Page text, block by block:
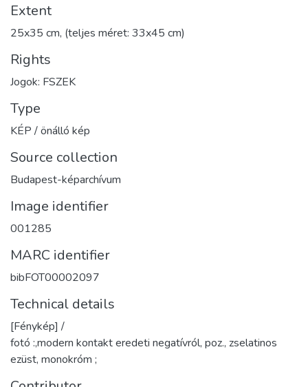
Extent
25x35 cm, (teljes méret: 33x45 cm)
Rights
Jogok: FSZEK
Type
KÉP / önálló kép
Source collection
Budapest-képarchívum
Image identifier
001285
MARC identifier
bibFOT00002097
Technical details
[Fénykép] /
fotó :,modern kontakt eredeti negatívról, poz., zselatinos
ezüst, monokróm ;